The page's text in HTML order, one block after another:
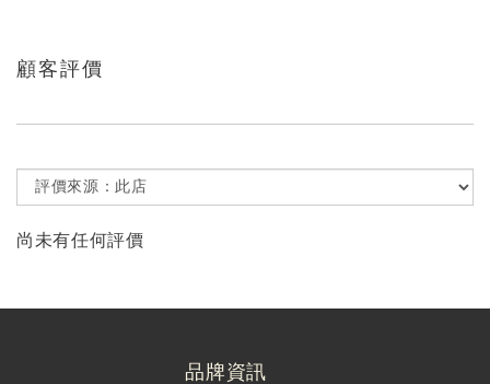
顧客評價
尚未有任何評價
品牌資訊